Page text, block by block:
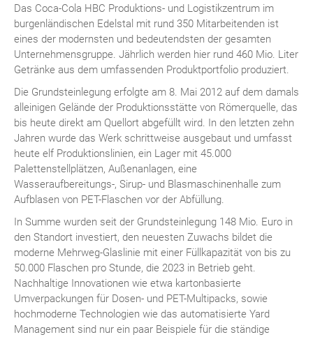
Das Coca-Cola HBC Produktions- und Logistikzentrum im
burgenländischen Edelstal mit rund 350 Mitarbeitenden ist
eines der modernsten und bedeutendsten der gesamten
Unternehmensgruppe. Jährlich werden hier rund 460 Mio. Liter
Getränke aus dem umfassenden Produktportfolio produziert.
Die Grundsteinlegung erfolgte am 8. Mai 2012 auf dem damals
alleinigen Gelände der Produktionsstätte von Römerquelle, das
bis heute direkt am Quellort abgefüllt wird. In den letzten zehn
Jahren wurde das Werk schrittweise ausgebaut und umfasst
heute elf Produktionslinien, ein Lager mit 45.000
Palettenstellplätzen, Außenanlagen, eine
Wasseraufbereitungs-, Sirup- und Blasmaschinenhalle zum
Aufblasen von PET-Flaschen vor der Abfüllung.
In Summe wurden seit der Grundsteinlegung 148 Mio. Euro in
den Standort investiert, den neuesten Zuwachs bildet die
moderne Mehrweg-Glaslinie mit einer Füllkapazität von bis zu
50.000 Flaschen pro Stunde, die 2023 in Betrieb geht.
Nachhaltige Innovationen wie etwa kartonbasierte
Umverpackungen für Dosen- und PET-Multipacks, sowie
hochmoderne Technologien wie das automatisierte Yard
Management sind nur ein paar Beispiele für die ständige